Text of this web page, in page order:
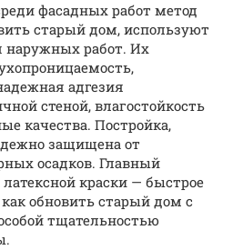
фасадных работ метод
старый дом, используют
наружных работ. Их
адгезия
стеной, влагостойкость
качества. Постройка,
защищена от
осадков. Главный
краски — быстрое
обновить старый дом с
тщательностью